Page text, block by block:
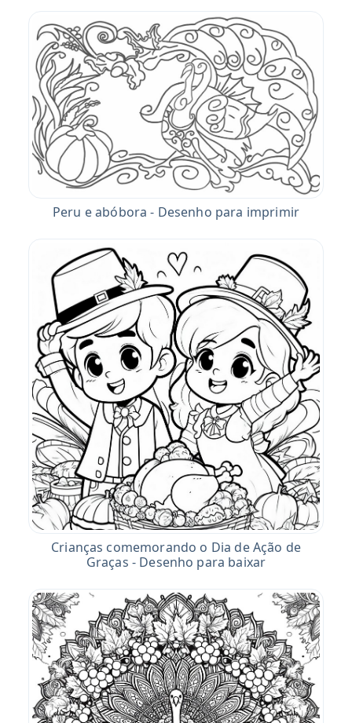
Peru e abóbora - Desenho para imprimir
Crianças comemorando o Dia de Ação de
Graças - Desenho para baixar